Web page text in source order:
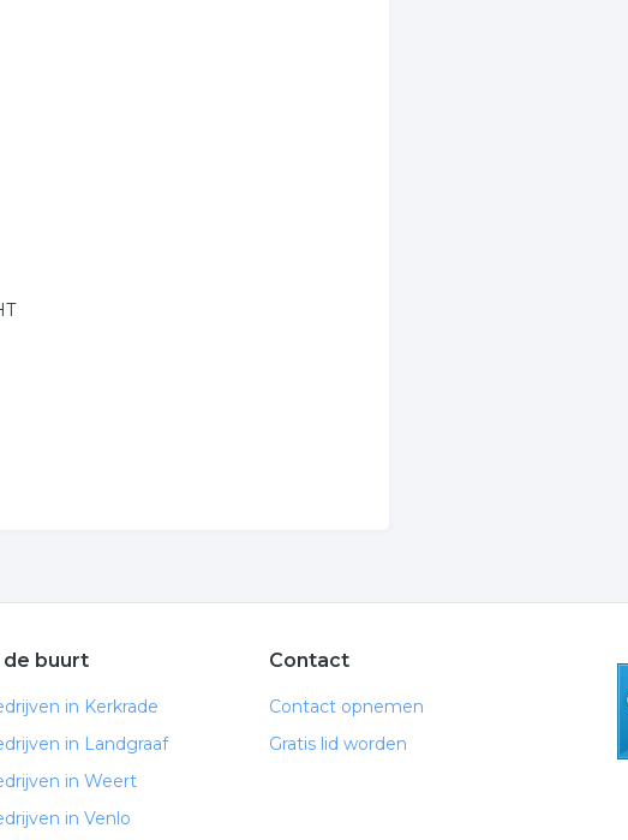
de buurt
in Kerkrade
in Landgraaf
in Weert
in Venlo
Contact
Contact opnemen
Gratis lid worden